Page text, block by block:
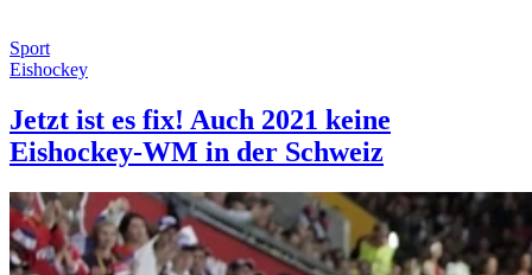
Sport
Eishockey
Jetzt ist es fix! Auch 2021 keine
Eishockey-WM in der Schweiz